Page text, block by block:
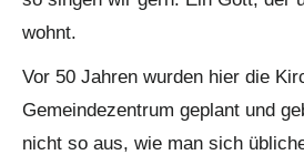
wohnt.
Vor 50 Jahren wurden hier die
Gemeindezentrum geplant und
nicht so aus, wie man sich